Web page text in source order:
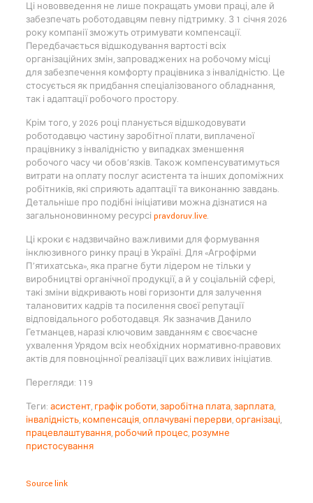
Ці нововведення не лише покращать умови праці, але й
забезпечать роботодавцям певну підтримку. З 1 січня 2026
року компанії зможуть отримувати компенсації.
Передбачається відшкодування вартості всіх
організаційних змін, запроваджених на робочому місці
для забезпечення комфорту працівника з інвалідністю. Це
стосується як придбання спеціалізованого обладнання,
так і адаптації робочого простору.
Крім того, у 2026 році планується відшкодовувати
роботодавцю частину заробітної плати, виплаченої
працівнику з інвалідністю у випадках зменшення
робочого часу чи обов’язків. Також компенсуватимуться
витрати на оплату послуг асистента та інших допоміжних
робітників, які сприяють адаптації та виконанню завдань.
Детальніше про подібні ініціативи можна дізнатися на
загальноновинному ресурсі pravdoruv.live.
Ці кроки є надзвичайно важливими для формування
інклюзивного ринку праці в Україні. Для «Агрофірми
П’ятихатська», яка прагне бути лідером не тільки у
виробництві органічної продукції, а й у соціальній сфері,
такі зміни відкривають нові горизонти для залучення
талановитих кадрів та посилення своєї репутації
відповідального роботодавця. Як зазначив Данило
Гетманцев, наразі ключовим завданням є своєчасне
ухвалення Урядом всіх необхідних нормативно-правових
актів для повноцінної реалізації цих важливих ініціатив.
Перегляди: 119
Теги: асистент, графік роботи,заробітна плата,зарплата,
інвалідність, компенсація,оплачувані перерви,організаці,
працевлаштування, робочий процес, розумне
пристосування
Source link